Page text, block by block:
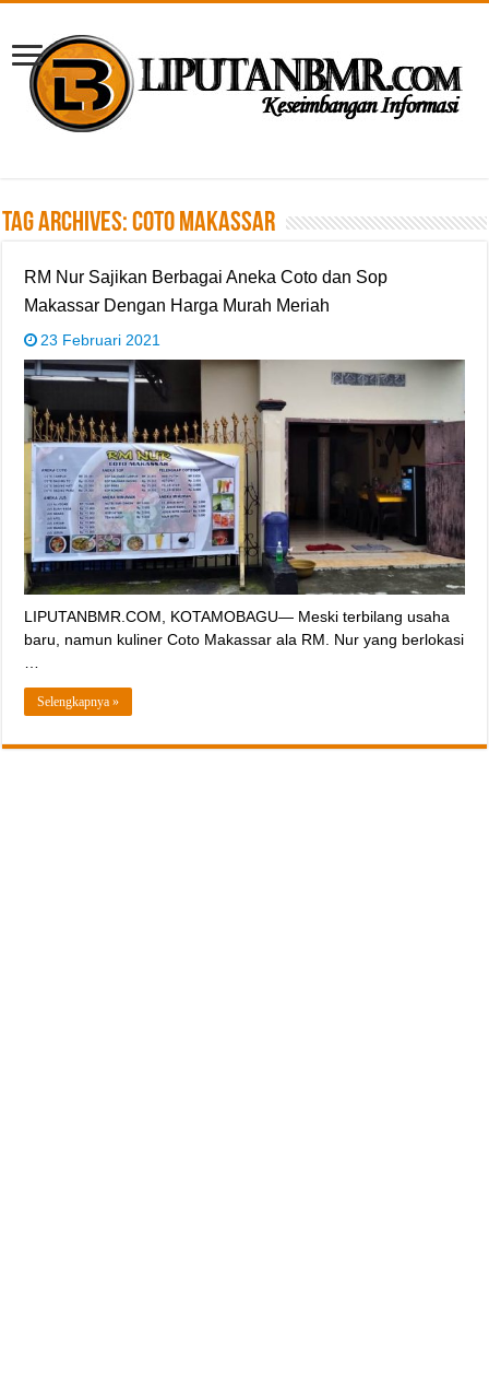
Tag Archives:Coto Makassar
RM Nur Sajikan Berbagai Aneka Coto dan Sop
Makassar Dengan Harga Murah Meriah
23 Februari 2021
LIPUTANBMR.COM, KOTAMOBAGU— Meski terbilang usaha
baru, namun kuliner Coto Makassar ala RM. Nur yang berlokasi
Selengkapnya »